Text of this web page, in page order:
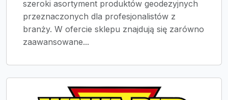
szeroki asortyment produktów geodezyjnych
przeznaczonych dla profesjonalistów z
branży. W ofercie sklepu znajdują się zarówno
zaawansowane...